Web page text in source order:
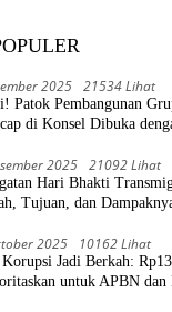
2025 21534 Lihat
Patok Pembangunan
di Konsel Dibuka
2025 21092 Lihat
Hari Bhakti
Tujuan, dan
2025 10162 Lihat
Korupsi Jadi Berkah:
untuk APBN dan